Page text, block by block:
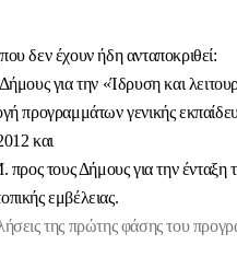
δεν έχουν ήδη ανταποκριθεί:
για την «Ίδρυση και
γενικής
και
τους Δήμους για την ένταξη
εμβέλειας.
της πρώτης φάσης του